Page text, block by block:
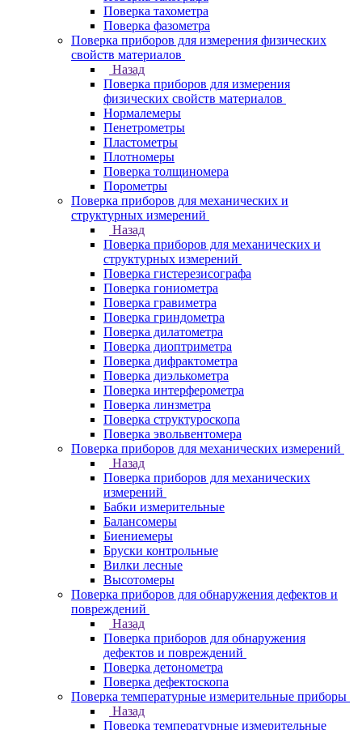
Поверка тахометра
Поверка фазометра
Поверка приборов для измерения физических
свойств материалов
Назад
Поверка приборов для измерения
физических свойств материалов
Нормалемеры
Пенетрометры
Пластометры
Плотномеры
Поверка толщиномера
Порометры
Поверка приборов для механических и
структурных измерений
Назад
Поверка приборов для механических и
структурных измерений
Поверка гистерезисографа
Поверка гониометра
Поверка гравиметра
Поверка гриндометра
Поверка дилатометра
Поверка диоптриметра
Поверка дифрактометра
Поверка диэлькометра
Поверка интерферометра
Поверка линзметра
Поверка структуроскопа
Поверка эвольвентомера
Поверка приборов для механических измерений
Назад
Поверка приборов для механических
измерений
Бабки измерительные
Балансомеры
Биениемеры
Бруски контрольные
Вилки лесные
Высотомеры
Поверка приборов для обнаружения дефектов и
повреждений
Назад
Поверка приборов для обнаружения
дефектов и повреждений
Поверка детонометра
Поверка дефектоскопа
Поверка температурные измерительные приборы
Назад
Поверка температурные измерительные